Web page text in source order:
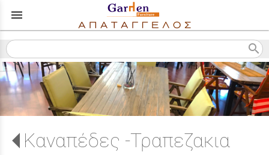
menu
search
Καναπέδες -Τραπεζακια